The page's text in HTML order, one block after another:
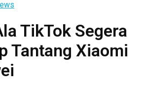
TikTok Segera
Tantang Xiaomi